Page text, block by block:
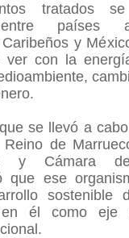
tratados
entre países
y
ver con la
se llevó a
Reino de
y Cámara
que ese
sostenible
en él como eje